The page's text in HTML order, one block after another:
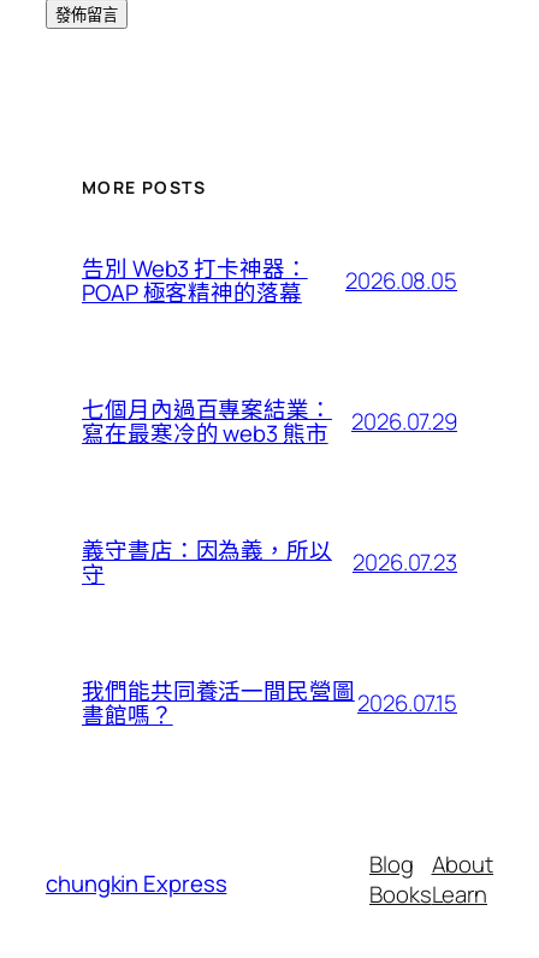
MORE POSTS
告別 Web3 打卡神器：
POAP 極客精神的落幕 2026.08.05
七個月內過百專案結業：
寫在最寒冷的 web3 熊市 2026.07.29
義守書店：因為義，所以
守 2026.07.23
我們能共同養活一間民營圖
書館嗎？ 2026.07.15
chungkin Express
Blog
Books
About
Learn